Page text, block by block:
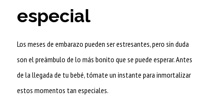
especial
Los meses de embarazo pueden ser estresantes, pero sin duda
son el preámbulo de lo más bonito que se puede esperar. Antes
de la llegada de tu bebé, tómate un instante para inmortalizar
estos momentos tan especiales.